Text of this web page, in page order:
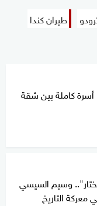
طيران كندا
أسرة كاملة بين شقة
وسيم السيسي
التاريخ